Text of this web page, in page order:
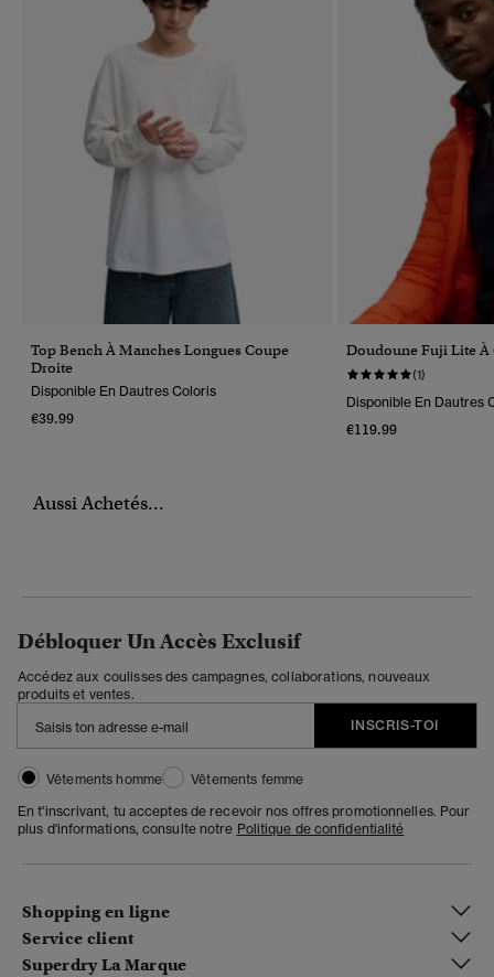
Top Bench À Manches Longues Coupe
Droite
Disponible En Dautres Coloris
€39.99
Doudoune Fuji Lite À
(1)
Disponible En Dautres
€119.99
Aussi Achetés...
Débloquer Un Accès Exclusif
Accédez aux coulisses des campagnes, collaborations, nouveaux
produits et ventes.
INSCRIS-TOI
Vêtements homme
Vêtements femme
En t'inscrivant, tu acceptes de recevoir nos offres promotionnelles. Pour
plus d'informations, consulte notre Politique de confidentialité
Shopping en ligne
Service client
Superdry La Marque